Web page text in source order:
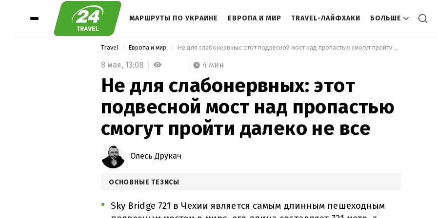
МАРШРУТЫ ПО УКРАИНЕ ЕВРОПА И МИР TRAVEL-ЛАЙФХАКИ БОЛЬШЕ
Travel Европа и мир Не для слабонервных: этот подвесной мост над пропастью смогут пройти далеко не все
8 мая, 13:08 4 мин
Не для слабонервных: этот
подвесной мост над пропастью
смогут пройти далеко не все
Олесь Друкач
ОСНОВНЫЕ ТЕЗИСЫ
Sky Bridge 721 в Чехии является самым длинным пешеходным